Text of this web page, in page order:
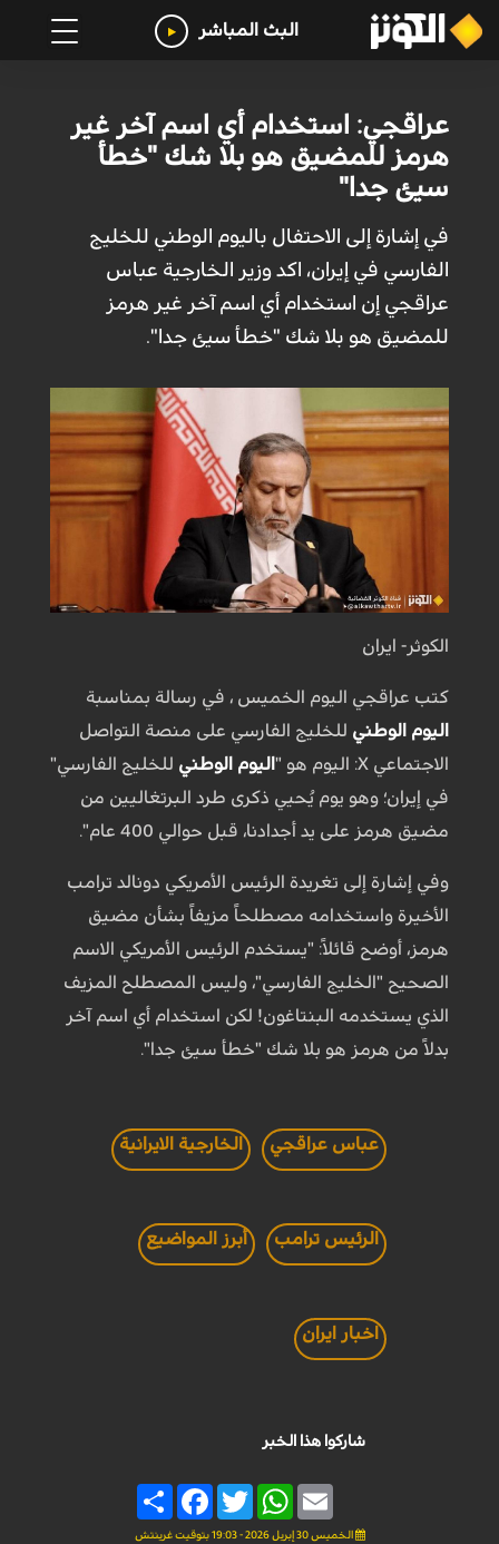
البث المباشر
عراقجي: استخدام أي اسم آخر غير
هرمز للمضيق هو بلا شك "خطأ
سيئ جدا"
في إشارة إلى الاحتفال باليوم الوطني للخليج
الفارسي في إيران، اكد وزير الخارجية عباس
عراقجي إن استخدام أي اسم آخر غير هرمز
للمضيق هو بلا شك "خطأ سيئ جدا".
الكوثر- ايران
كتب عراقجي اليوم الخميس ، في رسالة بمناسبة
اليوم الوطني للخليج الفارسي على منصة التواصل
الاجتماعي X: اليوم هو "
اليوم الوطني للخليج الفارسي"
في إيران؛ وهو يوم يُحيي ذكرى طرد البرتغاليين من
مضيق هرمز على يد أجدادنا، قبل حوالي 400 عام".
وفي إشارة إلى تغريدة الرئيس الأمريكي دونالد ترامب
الأخيرة واستخدامه مصطلحاً مزيفاً بشأن مضيق
هرمز، أوضح قائلاً: "يستخدم الرئيس الأمريكي الاسم
الصحيح "الخليج الفارسي"، وليس المصطلح المزيف
الذي يستخدمه البنتاغون! لكن استخدام أي اسم آخر
بدلاً من هرمز هو بلا شك "خطأ سيئ جدا".
عباس عراقجي الخارجية الايرانية
الرئيس ترامب أبرز المواضيع
اخبار ايران
شاركوا هذا الخبر
Share
FacebookTwitter
WhatsAppEmail
الخميس 30 إبريل 2026 - 19:03 بتوقيت غرينتش